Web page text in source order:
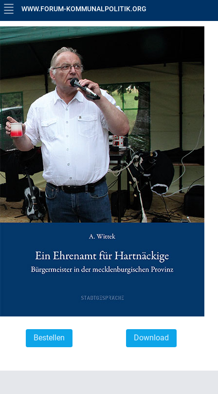
WWW.FORUM-KOMMUNALPOLITIK.ORG
Bestellen Download